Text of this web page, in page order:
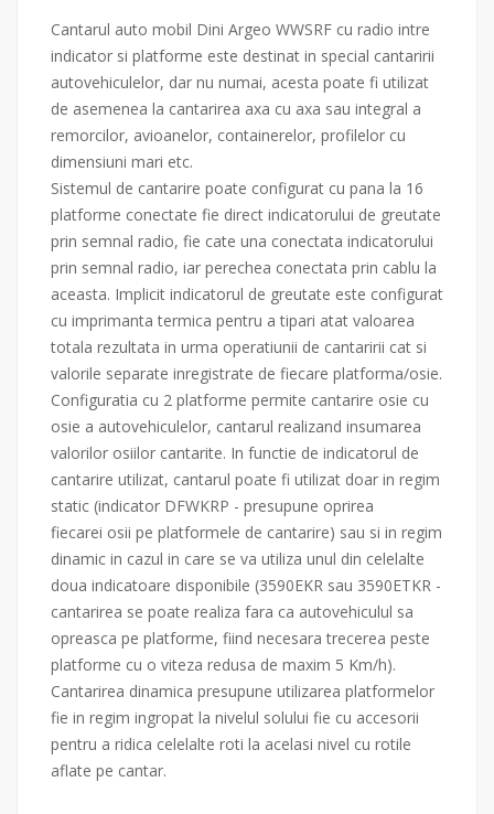
Cantarul auto mobil Dini Argeo WWSRF cu radio intre
indicator si platforme este destinat in special cantaririi
autovehiculelor, dar nu numai, acesta poate fi utilizat
de asemenea la cantarirea axa cu axa sau integral a
remorcilor, avioanelor, containerelor, profilelor cu
dimensiuni mari etc.
Sistemul de cantarire poate configurat cu pana la 16
platforme conectate fie direct indicatorului de greutate
prin semnal radio, fie cate una conectata indicatorului
prin semnal radio, iar perechea conectata prin cablu la
aceasta. Implicit indicatorul de greutate este configurat
cu imprimanta termica pentru a tipari atat valoarea
totala rezultata in urma operatiunii de cantaririi cat si
valorile separate inregistrate de fiecare platforma/osie.
Configuratia cu 2 platforme permite cantarire osie cu
osie a autovehiculelor, cantarul realizand insumarea
valorilor osiilor cantarite. In functie de indicatorul de
cantarire utilizat, cantarul poate fi utilizat doar in regim
static (indicator DFWKRP - presupune oprirea
fiecarei osii pe platformele de cantarire) sau si in regim
dinamic in cazul in care se va utiliza unul din celelalte
doua indicatoare disponibile (3590EKR sau 3590ETKR -
cantarirea se poate realiza fara ca autovehiculul sa
opreasca pe platforme, fiind necesara trecerea peste
platforme cu o viteza redusa de maxim 5 Km/h).
Cantarirea dinamica presupune utilizarea platformelor
fie in regim ingropat la nivelul solului fie cu accesorii
pentru a ridica celelalte roti la acelasi nivel cu rotile
aflate pe cantar.